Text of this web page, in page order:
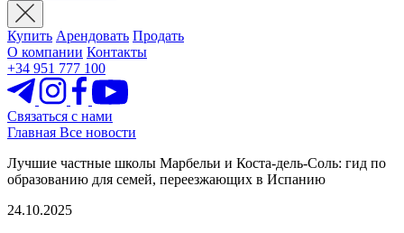
Купить Арендовать Продать
О компании Контакты
+34 951 777 100
Связаться с нами
Главная Все новости
Лучшие частные школы Марбельи и Коста-дель-Соль: гид по
образованию для семей, переезжающих в Испанию
24.10.2025